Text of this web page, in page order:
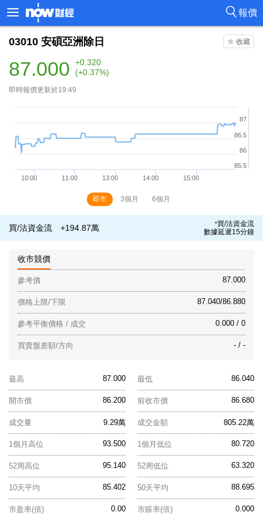
報價
03010 安碩亞洲除日
87.000
+0.320
(+0.37%)
即時報價更新於19:49
即市 3個月 6個月
買/沽資金流 +194.87萬 *買/沽資金流
數據延遲15分鐘
收市競價
87.000
參考價
87.040/86.880
價格上限/下限
0.000 / 0
參考平衡價格 / 成交
- / -
買賣盤差額/方向
87.000
最高 86.040
最低
86.200
開市價 86.680
前收市價
9.29萬
成交量 805.22萬
成交金額
93.500
1個月高位 80.720
1個月低位
95.140
52周高位 63.320
52周低位
85.402
10天平均 88.695
50天平均
0.00
市盈率(倍) 0.000
市賬率(倍)